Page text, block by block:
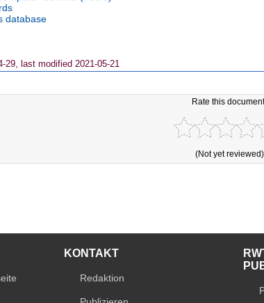
database
29, last modified 2021-05-21
Rate this
(Not yet reviewed)
KONTAKT
Redaktion